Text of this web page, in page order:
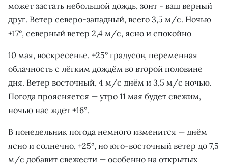
может застать небольшой дождь, зонт - ваш верный
друг. Ветер северо-западный, всего 3,5 м/с. Ночью
+17°, северный ветер 2,4 м/с, ясно и спокойно
10 мая, воскресенье. +25° градусов, переменная
облачность с лёгким дождём во второй половине
дня. Ветер восточный, 4 м/с днём и 3,5 м/с ночью.
Погода проясняется — утро 11 мая будет свежим,
ночью нас ждет +16°.
В понедельник погода немного изменится — днём
ясно и солнечно, +25°, но юго-восточный ветер до 7,5
м/с добавит свежести — особенно на открытых